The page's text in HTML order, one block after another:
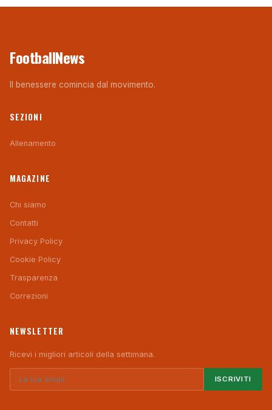
FootballNews
Il benessere comincia dal movimento.
SEZIONI
Allenamento
MAGAZINE
Chi siamo
Contatti
Privacy Policy
Cookie Policy
Trasparenza
Correzioni
NEWSLETTER
Ricevi i migliori articoli della settimana.
ISCRIVITI